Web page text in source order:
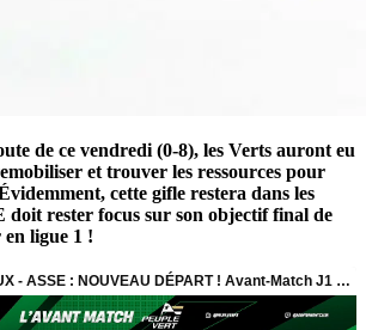
de ce vendredi (0-8), les Verts auront eu
et trouver les ressources pour
cette gifle restera dans les
doit rester focus sur son objectif final de
ligue 1 !